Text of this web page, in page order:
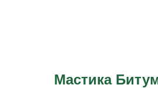
Мастика